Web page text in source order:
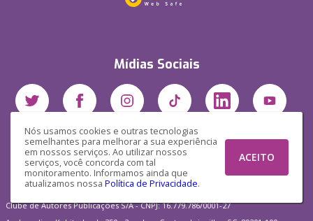
Nós usamos cookies e outras tecnologias
semelhantes para melhorar a sua experiência
em nossos serviços. Ao utilizar nossos
serviços, você concorda com tal
monitoramento. Informamos ainda que
atualizamos nossa Política de Privacidade.
ACEITO
Mídias Sociais
Clube de Autores Publicações S/A - CNPJ: 16.779.786/0001-27